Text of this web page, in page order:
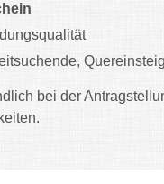
bei der